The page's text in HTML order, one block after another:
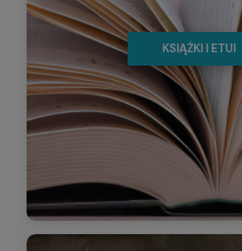
KSIĄŻKI I ETUI